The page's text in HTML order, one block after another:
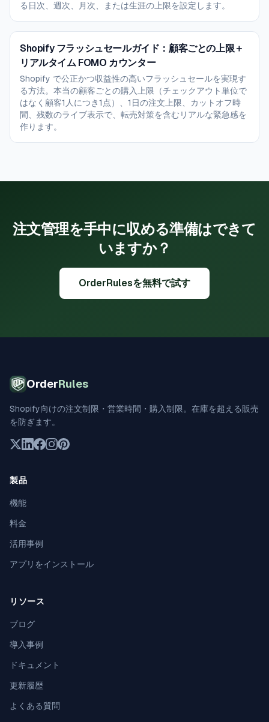
る日次、週次、月次、または生涯の上限を設定します。
Shopify フラッシュセールガイド：顧客ごとの上限＋
リアルタイム FOMO カウンター
Shopify で公正かつ収益性の高いフラッシュセールを実現す
る方法。本当の顧客ごとの購入上限（チェックアウト単位で
はなく顧客1人につき1点）、1日の注文上限、カットオフ時
間、残数のライブ表示で、転売対策を含むリアルな緊急感を
作ります。
注文管理を手中に収める準備はできて
いますか？
OrderRulesを無料で試す
OrderRules
Shopify向けの注文制限・営業時間・購入制限。在庫を超える販売
を防ぎます。
製品
機能
料金
活用事例
アプリをインストール
リソース
ブログ
導入事例
ドキュメント
更新履歴
よくある質問